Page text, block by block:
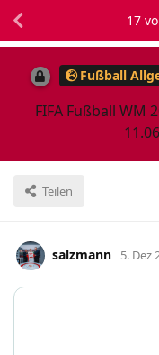
Fußball
FIFA Fußball WM
Teilen
17
salzmann 5. Dez